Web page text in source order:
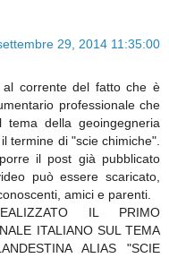
29, 2014 11:35:00
corrente del fatto che è
professionale che
della geoingegneria
termine di "scie chimiche".
il post già pubblicato
può essere scaricato,
amici e parenti.
IL PRIMO
ITALIANO SUL TEMA
ALIAS "SCIE